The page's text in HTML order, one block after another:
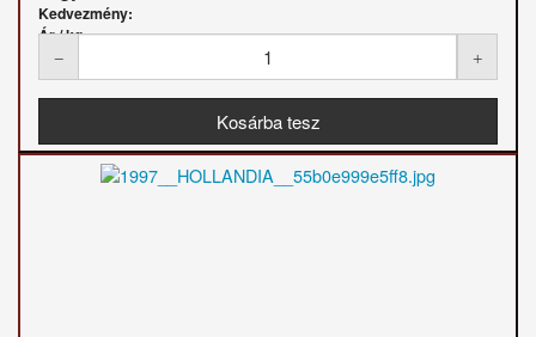
Kedvezmény:
Ár / kg: